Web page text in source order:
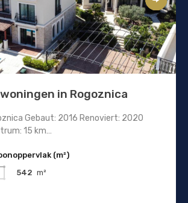
in Rogoznica
Gebaut: 2016 Renoviert: 2020
15 km…
(m²)
542 m²